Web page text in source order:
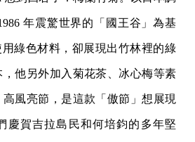
年震驚世界的「國王谷」為基
用綠色材料，卻展現出竹林裡的綠
他另外加入菊花茶、冰心梅等素
風亮節，是這款「傲節」想展現
慶賀吉拉島民和何培鈞的多年堅